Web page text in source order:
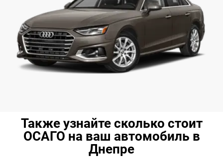
Также узнайте сколько стоит
ОСАГО на ваш автомобиль в
Днепре